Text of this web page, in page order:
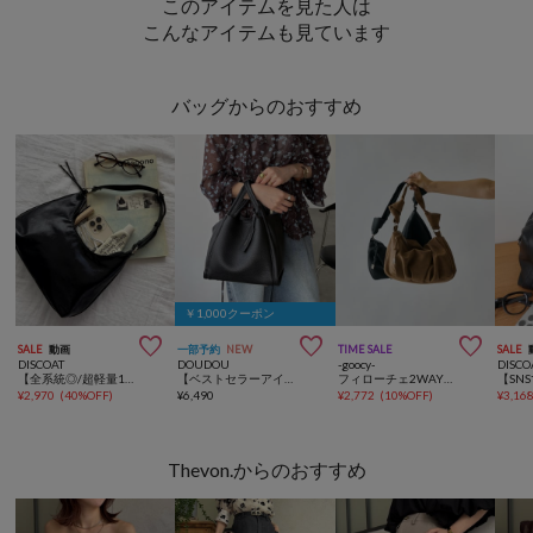
このアイテムを見た人は
こんなアイテムも見ています
バッグからのおすすめ
SALE 動画 
DISCOAT
¥2,970 (40%OFF)
￥1,000クーポン
一部予約 NEW 
DOUDOU
¥6,490
TIME SALE 
-goocy-
フィローチェ2WAYバッグ
¥2,772 (10%OFF)
SALE
¥
Thevon.からのおすすめ